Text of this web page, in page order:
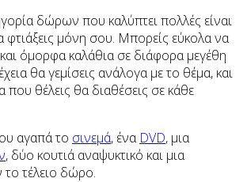
δώρων που καλύπτει πολλές είναι
φτιάξεις μόνη σου. Μπορείς εύκολα να
όμορφα καλάθια σε διάφορα μεγέθη
θα γεμίσεις ανάλογα με το θέμα, και
που θέλεις θα διαθέσεις σε κάθε
αγαπά το σινεμά, ένα DVD, μια
, δύο κουτιά αναψυκτικό και μια
τέλειο δώρο.